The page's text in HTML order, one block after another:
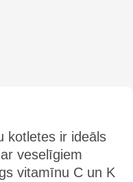
kotletes ir ideāls
veselīgiem
vitamīnu C un K